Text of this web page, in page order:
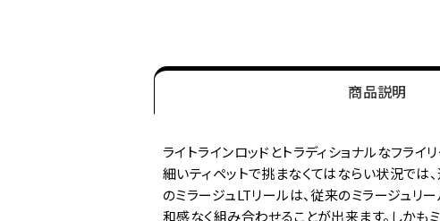
商品説明
ライトラインロッドとトラディショナルなフラ
細いティペットで挑まなくてはならい状況では
のミラージュLTリールは、従来のミラージュ
和感なく組み合わせることが出来ます。しかも